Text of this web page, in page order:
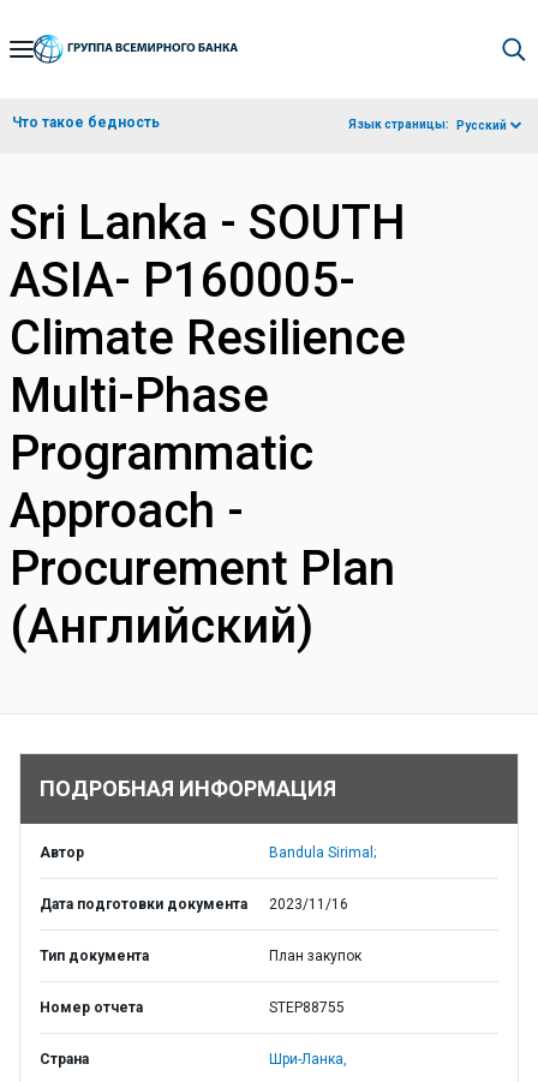
Skip
Navigation
Что такое бедность Язык страницы: Русский
Sri Lanka - SOUTH
ASIA- P160005-
Climate Resilience
Multi-Phase
Programmatic
Approach -
Procurement Plan
(Английский)
ПОДРОБНАЯ ИНФОРМАЦИЯ
Автор Bandula Sirimal;
Дата подготовки документа 2023/11/16
Тип документа План закупок
Номер отчета STEP88755
Страна Шри-Ланка,